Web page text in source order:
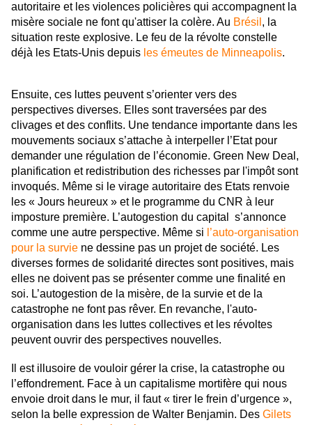
autoritaire et les violences policières qui accompagnent la
misère sociale ne font qu'attiser la colère. Au Brésil , la
situation reste explosive. Le feu de la révolte constelle
déjà les Etats-Unis depuis les émeutes de Minneapolis.
Ensuite, ces luttes peuvent s’orienter vers des
perspectives diverses. Elles sont traversées par des
clivages et des conflits. Une tendance importante dans les
mouvements sociaux s’attache à interpeller l’Etat pour
demander une régulation de l’économie. Green New Deal,
planification et redistribution des richesses par l'impôt sont
invoqués. Même si le virage autoritaire des Etats renvoie
les « Jours heureux » et le programme du CNR à leur
imposture première. L’autogestion du capital s’annonce
comme une autre perspective. Même si l’auto-organisation
pour la survie ne dessine pas un projet de société. Les
diverses formes de solidarité directes sont positives, mais
elles ne doivent pas se présenter comme une finalité en
soi. L’autogestion de la misère, de la survie et de la
catastrophe ne font pas rêver. En revanche, l'auto-
organisation dans les luttes collectives et les révoltes
peuvent ouvrir des perspectives nouvelles.
Il est illusoire de vouloir gérer la crise, la catastrophe ou
l’effondrement. Face à un capitalisme mortifère qui nous
envoie droit dans le mur, il faut « tirer le frein d’urgence »,
selon la belle expression de Walter Benjamin. Des Gilets